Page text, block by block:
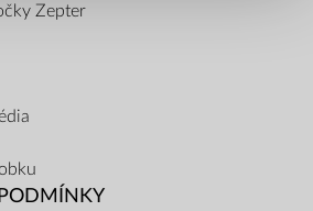
Zepter